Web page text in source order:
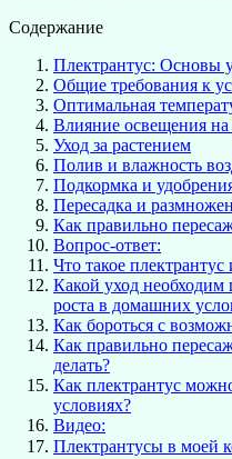
Содержание
Плектрантус: Основы
Общие требования к
Оптимальная
Влияние освещения на
Уход за растением
Полив и влажность
Подкормка и
Пересадка и
Как правильно
Вопрос-ответ:
Что такое
Какой уход необходим
роста в домашних
Как бороться с
Как правильно
делать?
Как плектрантус
условиях?
Видео:
Плектрантусы в моей